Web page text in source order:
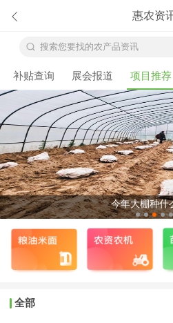
惠农资
搜索您要找的农产品资讯
补贴查询 展会报道 项目推荐
今年大棚种什
全部